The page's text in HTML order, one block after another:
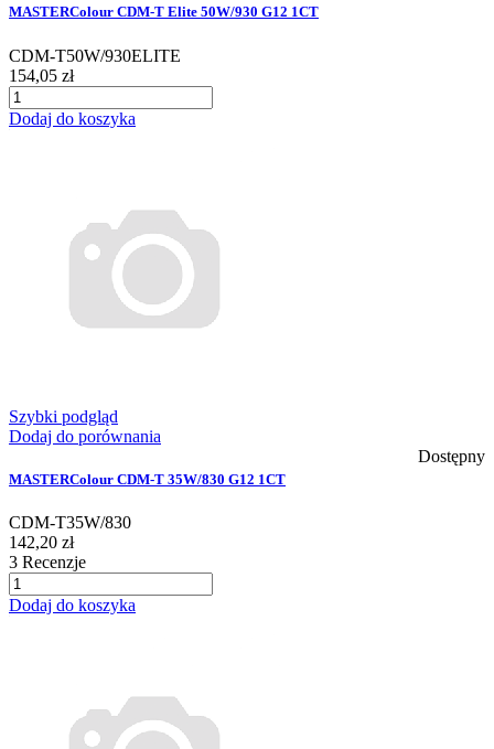
MASTERColour CDM-T Elite 50W/930 G12 1CT
CDM-T50W/930ELITE
154,05 zł
Dodaj do koszyka
Szybki podgląd
Dodaj do porównania
Dostępny
MASTERColour CDM-T 35W/830 G12 1CT
CDM-T35W/830
142,20 zł
3 Recenzje
Dodaj do koszyka